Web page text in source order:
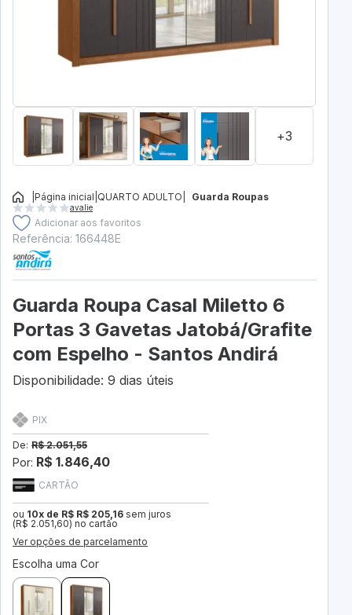
+3
Página inicial QUARTO ADULTO Guarda Roupas
avalie
Adicionar aos favoritos
Referência: 166448E
Guarda Roupa Casal Miletto 6
Portas 3 Gavetas Jatobá/Grafite
com Espelho - Santos Andirá
Disponibilidade: 9 dias úteis
CARTÃO
ou 10x de R$ R$ 205,16 sem juros
(R$ 2.051,60) no cartão
Ver opções de parcelamento
PIX
De: R$ 2.051,55
Por: R$ 1.846,40
Escolha uma Cor